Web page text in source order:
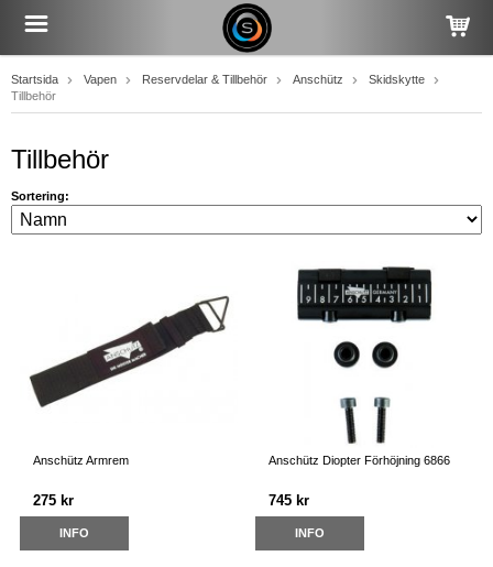
Startsida Vapen Reservdelar & Tillbehör Anschütz
Skidskytte
Tillbehör
Tillbehör
Sortering:
Anschütz Armrem
275 kr
INFO
Anschütz Diopter Förhöjning 6866
745 kr
INFO